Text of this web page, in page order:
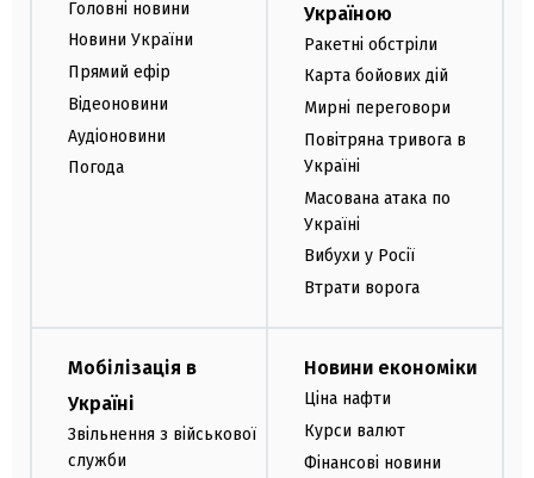
Головні новини
Новини України
Прямий ефір
Відеоновини
Аудіоновини
Погода
Україною
Ракетні обстріли
Карта бойових дій
Мирні переговори
Повітряна тривога в
Україні
Масована атака по
Україні
Вибухи у Росії
Втрати ворога
Мобілізація в
Україні
Звільнення з військової
служби
Новини економіки
Ціна нафти
Курси валют
Фінансові новини